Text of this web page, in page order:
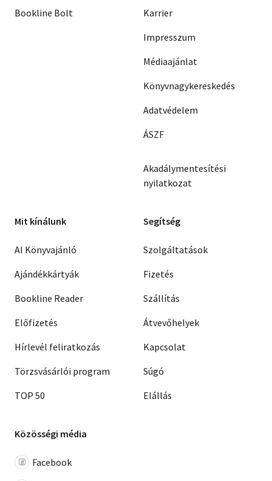
Bookline Bolt
Karrier
Impresszum
Médiaajánlat
Könyvnagykereskedés
Adatvédelem
ÁSZF
Akadálymentesítési
nyilatkozat
Mit kínálunk
AI Könyvajánló
Ajándékkártyák
Bookline Reader
Előfizetés
Hírlevél feliratkozás
Törzsvásárlói program
TOP 50
Segítség
Szolgáltatások
Fizetés
Szállítás
Átvevőhelyek
Kapcsolat
Súgó
Elállás
Közösségi média
Facebook